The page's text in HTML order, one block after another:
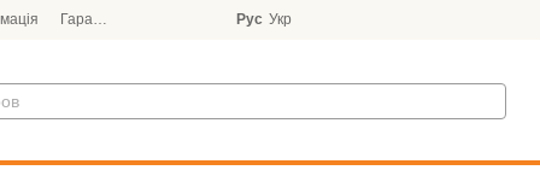
Гарантія Рус Укр